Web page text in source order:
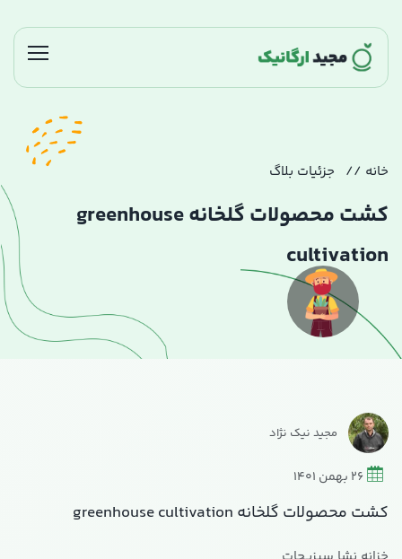
خانه جزئیات بلاگ
کشت محصولات گلخانه greenhouse
cultivation
مجید نیک نژاد
26 بهمن 1401
کشت محصولات گلخانه greenhouse cultivation